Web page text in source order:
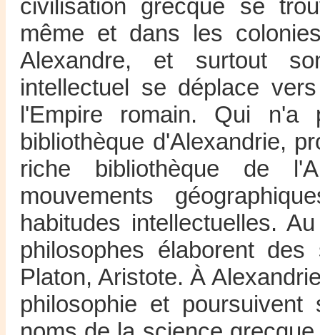
civilisation grecque se
même et dans les
Alexandre, et surtout
intellectuel se déplace
l'Empire romain. Qui n'a
bibliothèque d'Alexandrie,
riche bibliothèque de
mouvements
habitudes intellectuelles.
philosophes élaborent
Platon, Aristote. À
philosophie et